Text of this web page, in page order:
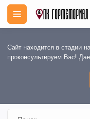
Сайт находится в стадии
проконсультируем Вас!